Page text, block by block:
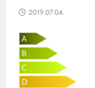
2019.07.04.